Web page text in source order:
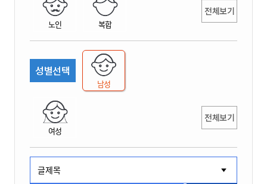
노인 복합
전체보기
성별선택
남성
여성
전체보기